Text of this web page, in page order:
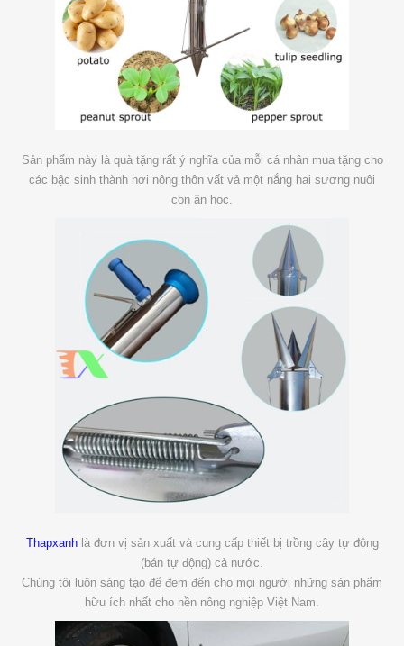
Sản phẩm này là quà tặng rất ý nghĩa của mỗi cá nhân mua tặng cho
các bậc sinh thành nơi nông thôn vất vả một nắng hai sương nuôi
con ăn học.
Thapxanh là đơn vị sản xuất và cung cấp thiết bị trồng cây tự động
(bán tự động) cả nước.
Chúng tôi luôn sáng tạo để đem đến cho mọi người những sản phẩm
hữu ích nhất cho nền nông nghiệp Việt Nam.